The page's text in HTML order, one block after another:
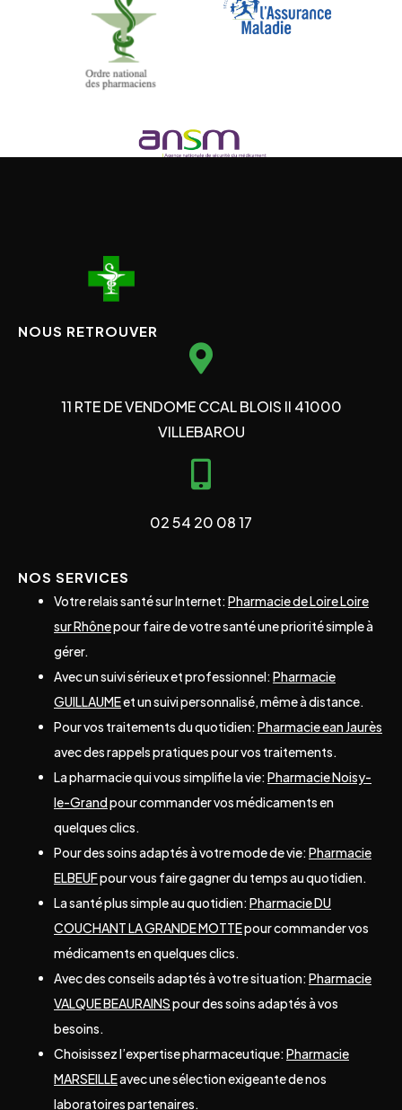
NOUS RETROUVER
11 RTE DE VENDOME CCAL BLOIS II 41000
VILLEBAROU
02 54 20 08 17
NOS SERVICES
Votre relais santé sur Internet: Pharmacie de Loire Loire
sur Rhônepour faire de votre santé une priorité simple à
gérer.
Avec un suivi sérieux et professionnel: Pharmacie
GUILLAUMEet un suivi personnalisé, même à distance.
Pour vos traitements du quotidien: Pharmacie ean Jaurès
avec des rappels pratiques pour vos traitements.
La pharmacie qui vous simplifie la vie: Pharmacie Noisy-
le-Grandpour commander vos médicaments en
quelques clics.
Pour des soins adaptés à votre mode de vie: Pharmacie
ELBEUFpour vous faire gagner du temps au quotidien.
La santé plus simple au quotidien: Pharmacie DU
COUCHANT LA GRANDE MOTTEpour commander vos
médicaments en quelques clics.
Avec des conseils adaptés à votre situation: Pharmacie
VALQUE BEAURAINSpour des soins adaptés à vos
besoins.
Choisissez l’expertise pharmaceutique: Pharmacie
MARSEILLEavec une sélection exigeante de nos
laboratoires partenaires.